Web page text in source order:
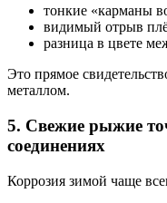
тонкие «карманы
видимый отрыв
разница в цвете
Это прямое
металлом.
5. Свежие рыжие
соединениях
Коррозия зимой чаще